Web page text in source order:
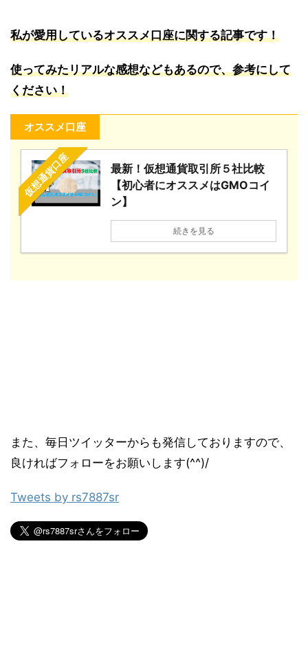
私が愛用しているオススメ口座に関する記事です！
使ってみたリアルな感想などもあるので、参考にして
ください！
オススメ口座
仮想通貨口座
最新！仮想通貨取引所５社比較
【初心者にオススメはGMOコイ
ン】
続きを見る
また、毎日ツイッターからも発信しておりますので、
良ければフォローをお願いします(^^)/
Tweets by rs7887sr